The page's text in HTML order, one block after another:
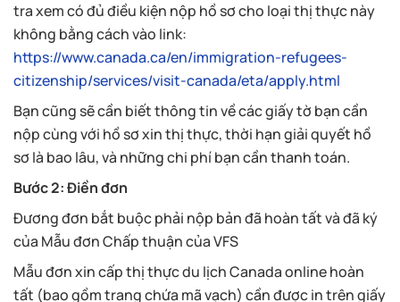
tra xem có đủ điều kiện nộp hồ sơ cho loại thị thực này
không bằng cách vào link:
https://www.canada.ca/en/immigration-refugees-
citizenship/services/visit-canada/eta/apply.html
Bạn cũng sẽ cần biết thông tin về các giấy tờ bạn cần
nộp cùng với hồ sơ xin thị thực, thời hạn giải quyết hồ
sơ là bao lâu, và những chi phí bạn cần thanh toán.
Bước 2: Điền đơn
Đương đơn bắt buộc phải nộp bản đã hoàn tất và đã ký
của Mẫu đơn Chấp thuận của VFS
Mẫu đơn xin cấp thị thực du lịch Canada online hoàn
tất (bao gồm trang chứa mã vạch) cần được in trên giấy